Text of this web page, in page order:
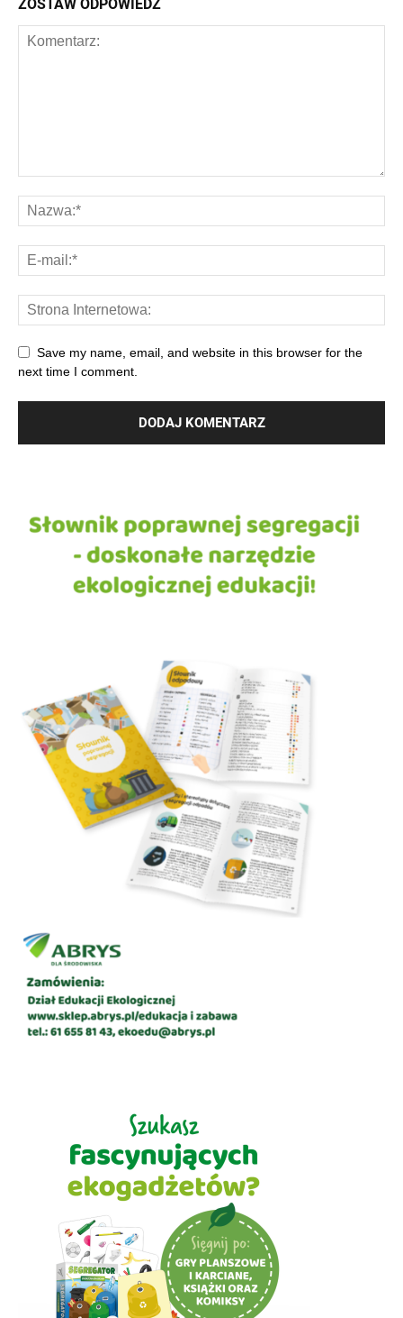
ZOSTAW ODPOWIEDŹ
Save my name, email, and website in this browser for the
next time I comment.